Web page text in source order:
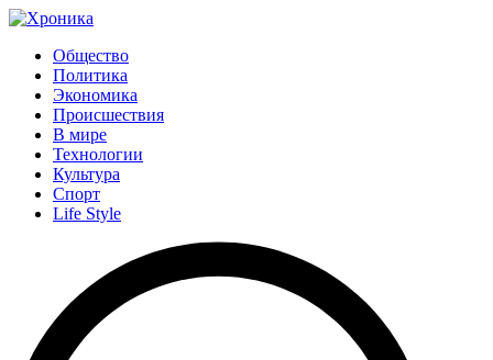
Общество
Политика
Экономика
Происшествия
В мире
Технологии
Культура
Спорт
Life Style